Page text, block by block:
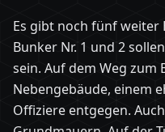
Es gibt noch fünf weiter
Bunker Nr. 1 und 2
sein. Auf dem Weg zum
Nebengebäude, einem
Offiziere entgegen.